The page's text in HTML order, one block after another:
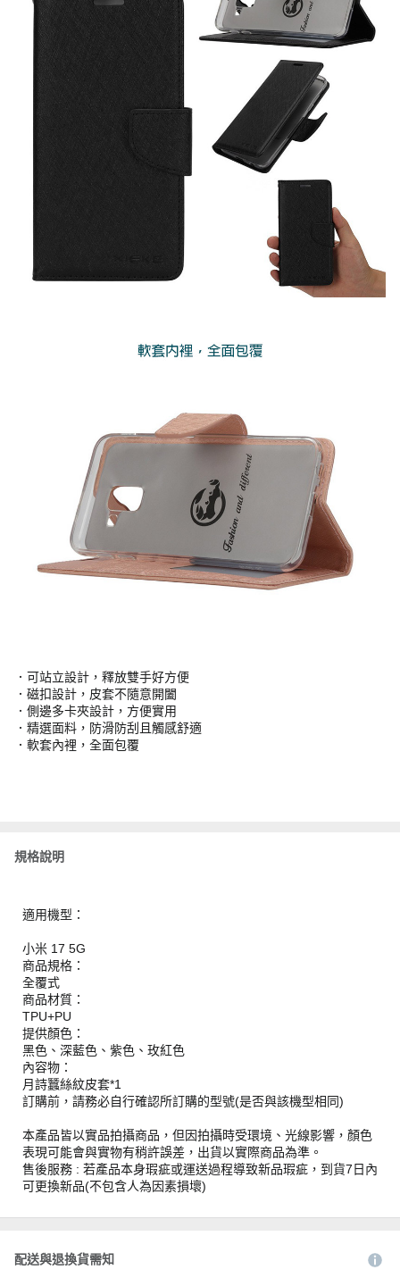
．可站立設計，釋放雙手好方便
．磁扣設計，皮套不隨意開闔
．側邊多卡夾設計，方便實用
．精選面料，防滑防刮且觸感舒適
．軟套內裡，全面包覆
規格說明
適用機型：
小米 17 5G
商品規格：
全覆式
商品材質：
TPU+PU
提供顏色：
黑色、深藍色、紫色、玫紅色
內容物：
月詩蠶絲紋皮套*1
訂購前，請務必自行確認所訂購的型號(是否與該機型相同)
本產品皆以實品拍攝商品，但因拍攝時受環境、光線影響，顏色
表現可能會與實物有稍許誤差，出貨以實際商品為準。
售後服務 : 若產品本身瑕疵或運送過程導致新品瑕疵，到貨7日內
可更換新品(不包含人為因素損壞)
配送與退換貨需知